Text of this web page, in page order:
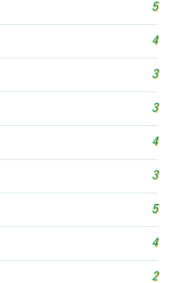
5
4
3
3
4
3
5
4
2